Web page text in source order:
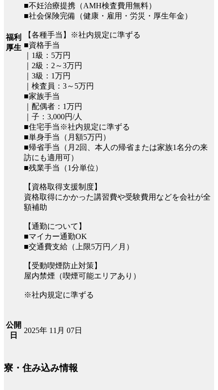
福利
厚生
■不妊治療提携（AMH検査費用無料）
■社会保険完備（健康・雇用・労災・厚生年金）
【各種手当】※社内規定に準ずる
■資格手当
｜1級：5万円
｜2級：2～3万円
｜3級：1万円
｜検査員：3～5万円
■家族手当
｜配偶者：1万円
｜子：3,000円/人
■住宅手当※社内規定に準ずる
■単身手当（月額5万円）
■帰省手当（月2回、本人の帰省または家族1名分の来
訪にも適用可）
■残業手当（1分単位）
【資格取得支援制度】
資格取得にかかった講習費や受験費用などを会社が全
額補助
【通勤について】
■マイカー通勤OK
■交通費支給（上限5万円／月）
【受動喫煙防止対策】
屋内禁煙（喫煙可能エリアあり）
※社内規定に準ずる
公開
日
2025年 11月 07日
寮・住み込み情報